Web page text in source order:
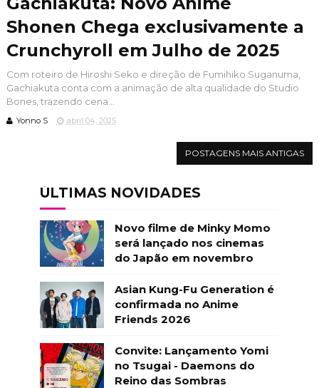
Shonen Chega exclusivamente a
Crunchyroll em Julho de 2025
Com roteiro de Hiroshi Seko e direção de Fumihiko Suganuma,
Gachiakuta conta com a animação de alta qualidade do Studio
Bones, trazendo cena...
Yonno S abril 04, 2025
POSTAGENS MAIS ANTIGAS
ÚLTIMAS NOVIDADES
Novo filme de Minky Momo
será lançado nos cinemas
do Japão em novembro
Asian Kung-Fu Generation é
confirmada no Anime
Friends 2026
Convite: Lançamento Yomi
no Tsugai - Daemons do
Reino das Sombras